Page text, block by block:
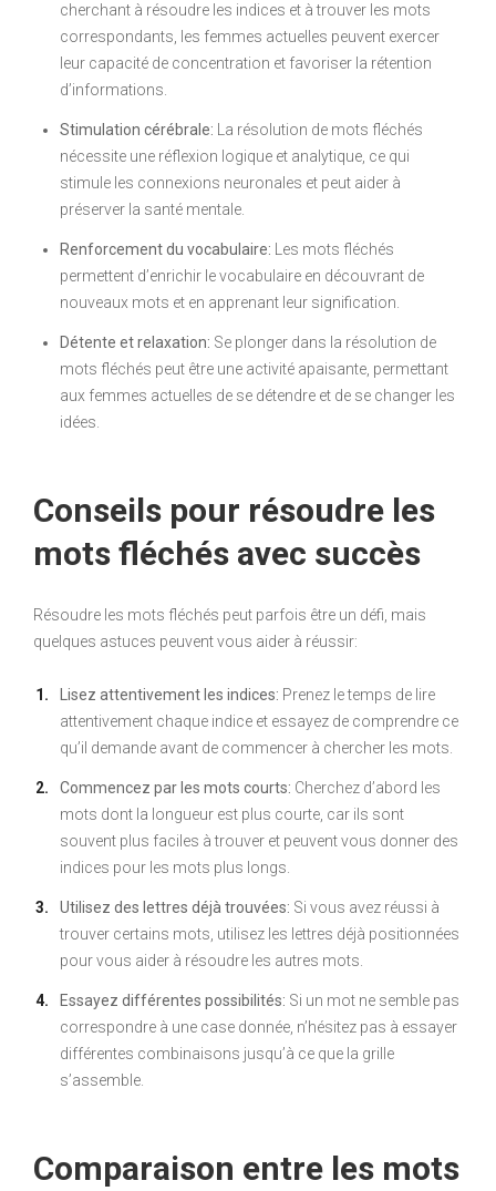
cherchant à résoudre les indices et à trouver les mots
correspondants, les femmes actuelles peuvent exercer
leur capacité de concentration et favoriser la rétention
d’informations.
Stimulation cérébrale: La résolution de mots fléchés
nécessite une réflexion logique et analytique, ce qui
stimule les connexions neuronales et peut aider à
préserver la santé mentale.
Renforcement du vocabulaire: Les mots fléchés
permettent d’enrichir le vocabulaire en découvrant de
nouveaux mots et en apprenant leur signification.
Détente et relaxation: Se plonger dans la résolution de
mots fléchés peut être une activité apaisante, permettant
aux femmes actuelles de se détendre et de se changer les
idées.
Conseils pour résoudre les
mots fléchés avec succès
Résoudre les mots fléchés peut parfois être un défi, mais
quelques astuces peuvent vous aider à réussir:
Lisez attentivement les indices: Prenez le temps de lire
attentivement chaque indice et essayez de comprendre ce
qu’il demande avant de commencer à chercher les mots.
Commencez par les mots courts: Cherchez d’abord les
mots dont la longueur est plus courte, car ils sont
souvent plus faciles à trouver et peuvent vous donner des
indices pour les mots plus longs.
Utilisez des lettres déjà trouvées: Si vous avez réussi à
trouver certains mots, utilisez les lettres déjà positionnées
pour vous aider à résoudre les autres mots.
Essayez différentes possibilités: Si un mot ne semble pas
correspondre à une case donnée, n’hésitez pas à essayer
différentes combinaisons jusqu’à ce que la grille
s’assemble.
Comparaison entre les mots